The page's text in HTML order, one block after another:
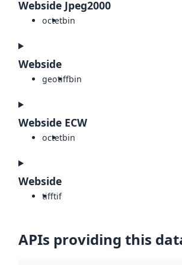
Webside Jpeg2000
octetbin
Webside
geotiffbin
Webside ECW
octetbin
Webside
tifftif
APIs providing this